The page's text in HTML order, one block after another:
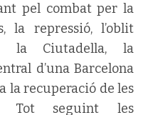
pel combat per la
la repressió, l’oblit
la Ciutadella, la
d’una Barcelona
la recuperació de les
Tot seguint les